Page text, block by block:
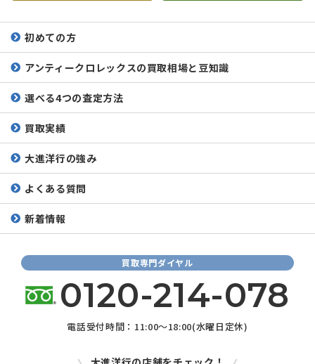
初めての方
アンティークロレックスの買取相場と豆知識
選べる4つの査定方法
買取実績
大進洋行の強み
よくある質問
新着情報
買取専門ダイヤル
0120-214-078
電話受付時間：11:00～18:00(水曜日定休)